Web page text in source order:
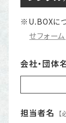
※U.BOXに
せフォーム
会社・団体
担当者名 【